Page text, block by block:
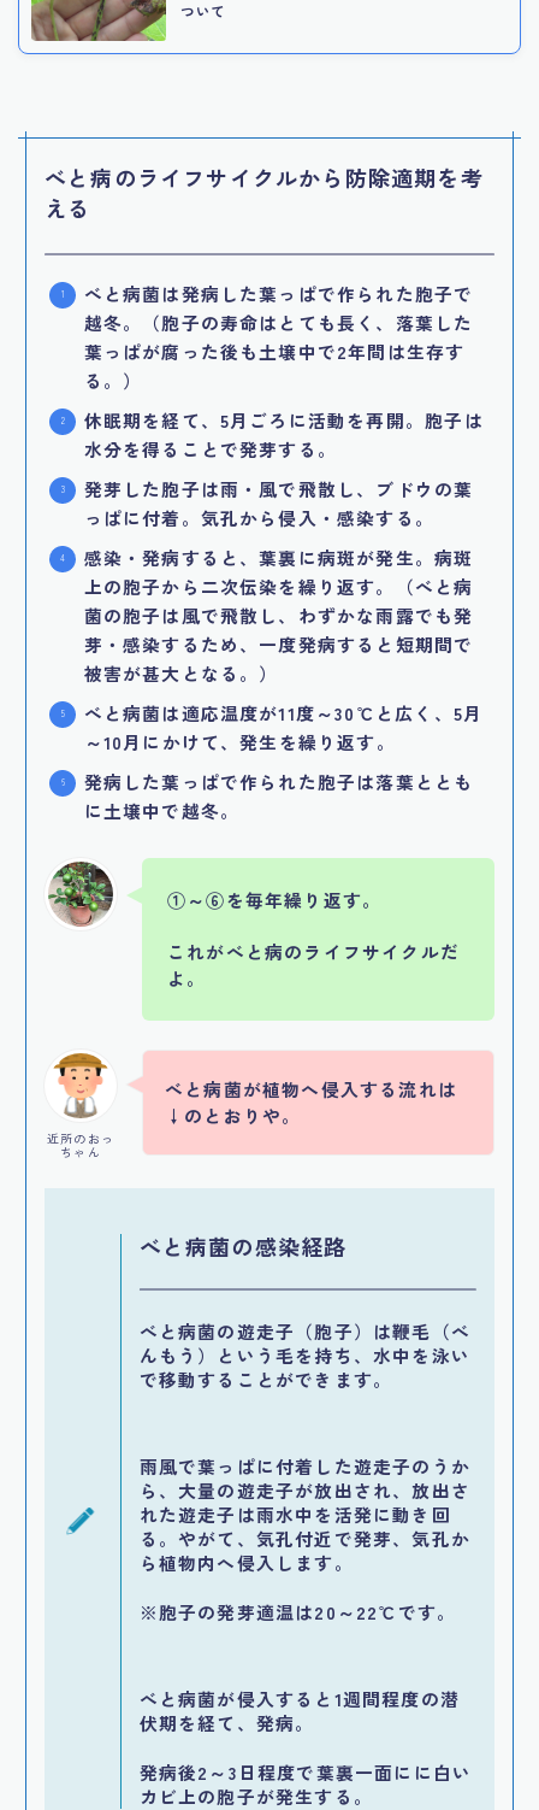
ついて
べと病のライフサイクルから防除適期を考
える
べと病菌は発病した葉っぱで作られた胞子で
越冬。（胞子の寿命はとても長く、落葉した
葉っぱが腐った後も土壌中で2年間は生存す
る。）
休眠期を経て、5月ごろに活動を再開。胞子は
水分を得ることで発芽する。
発芽した胞子は雨・風で飛散し、ブドウの葉
っぱに付着。気孔から侵入・感染する。
感染・発病すると、葉裏に病斑が発生。病斑
上の胞子から二次伝染を繰り返す。（べと病
菌の胞子は風で飛散し、わずかな雨露でも発
芽・感染するため、一度発病すると短期間で
被害が甚大となる。）
べと病菌は適応温度が11度～30℃と広く、5月
～10月にかけて、発生を繰り返す。
発病した葉っぱで作られた胞子は落葉ととも
に土壌中で越冬。
①～⑥を毎年繰り返す。
これがべと病のライフサイクルだ
よ。
近所のおっ
ちゃん
べと病菌が植物へ侵入する流れは
↓のとおりや。
べと病菌の感染経路
べと病菌の遊走子（胞子）は鞭毛（べ
んもう）という毛を持ち、水中を泳い
で移動することができます。
雨風で葉っぱに付着した遊走子のうか
ら、大量の遊走子が放出され、放出さ
れた遊走子は雨水中を活発に動き回
る。やがて、気孔付近で発芽、気孔か
ら植物内へ侵入します。
※胞子の発芽適温は20～22℃です。
べと病菌が侵入すると1週間程度の潜
伏期を経て、発病。
発病後2～3日程度で葉裏一面にに白い
カビ上の胞子が発生する。